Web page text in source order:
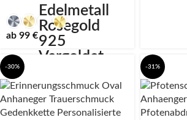
ab 99 €
-30% -31%